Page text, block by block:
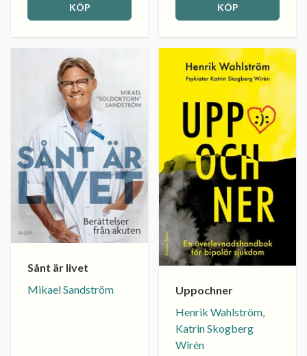
KÖP KÖP
Sånt är livet
Mikael Sandström
Uppochner
Henrik Wahlström,
Katrin Skogberg
Wirén